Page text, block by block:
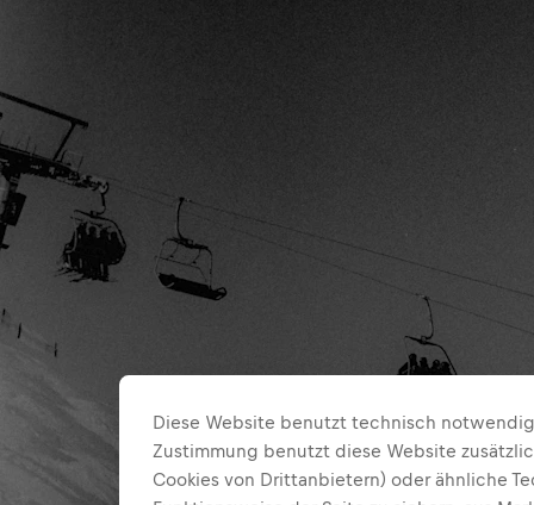
Diese Website benutzt technisch
Zustimmung benutzt diese Website
Cookies von Drittanbietern) oder ähnliche